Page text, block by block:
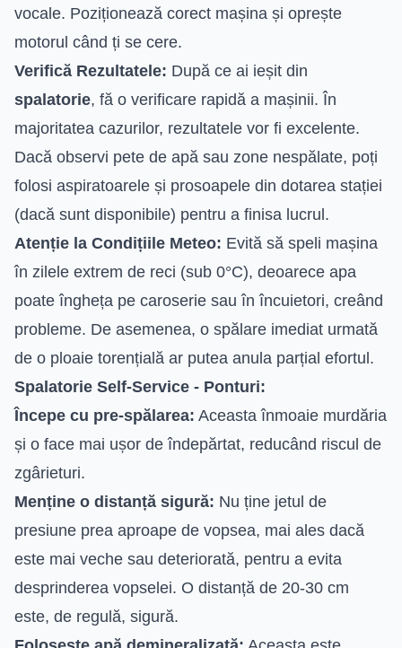
vocale. Poziționează corect mașina și oprește
motorul când ți se cere.
Verifică Rezultatele: După ce ai ieșit din
spalatorie, fă o verificare rapidă a mașinii. În
majoritatea cazurilor, rezultatele vor fi excelente.
Dacă observi pete de apă sau zone nespălate, poți
folosi aspiratoarele și prosoapele din dotarea stației
(dacă sunt disponibile) pentru a finisa lucrul.
Atenție la Condițiile Meteo: Evită să speli mașina
în zilele extrem de reci (sub 0°C), deoarece apa
poate îngheța pe caroserie sau în încuietori, creând
probleme. De asemenea, o spălare imediat urmată
de o ploaie torențială ar putea anula parțial efortul.
Spalatorie Self-Service - Ponturi:
Începe cu pre-spălarea: Aceasta înmoaie murdăria
și o face mai ușor de îndepărtat, reducând riscul de
zgârieturi.
Menține o distanță sigură: Nu ține jetul de
presiune prea aproape de vopsea, mai ales dacă
este mai veche sau deteriorată, pentru a evita
desprinderea vopselei. O distanță de 20-30 cm
este, de regulă, sigură.